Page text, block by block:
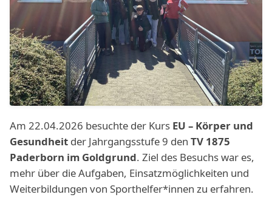
Am 22.04.2026 besuchte der Kurs EU – Körper und
Gesundheit der Jahrgangsstufe 9 den TV 1875
Paderborn im Goldgrund. Ziel des Besuchs war es,
mehr über die Aufgaben, Einsatzmöglichkeiten und
Weiterbildungen von Sporthelfer*innen zu erfahren.